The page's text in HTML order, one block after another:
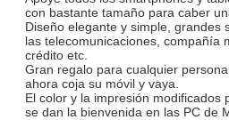
con bastante tamaño para caber
Diseño elegante y simple, grandes
las telecomunicaciones, compañía
crédito etc.
Gran regalo para cualquier
ahora coja su móvil y vaya.
El color y la impresión modificados
se dan la bienvenida en las PC de